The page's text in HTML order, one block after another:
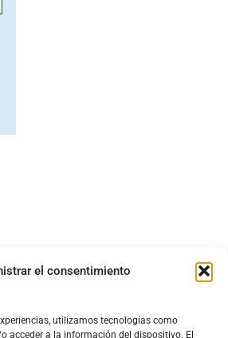
el consentimiento
utilizamos tecnologías como
acceder a la información del dispositivo. El